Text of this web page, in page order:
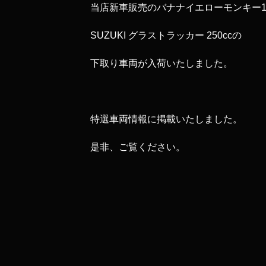
当店新車販売のバナナイエローモンキー
SUZUKI グラストラッカー 250ccの
下取り車両が入荷いたしました。
特選車両情報に掲載いたしました。
是非、ご覧ください。